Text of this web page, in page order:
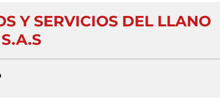
Y SERVICIOS DEL LLANO
S.A.S